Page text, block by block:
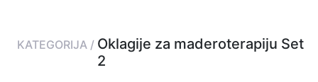
KATEGORIJA / Oklagije za maderoterapiju Set
2